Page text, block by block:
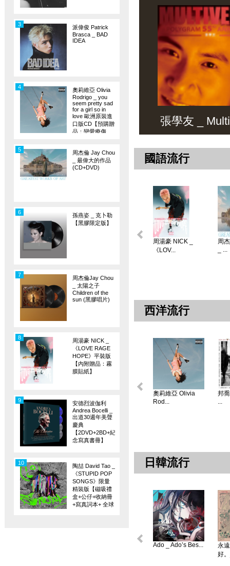
派偉俊 Patrick
Brasca _ BAD
IDEA
3
奧莉維亞 Olivia
Rodrigo _ you
seem pretty sad
for a girl so in
love 歐洲原裝進
口版CD【預購贈
品：戀愛療傷
4
周杰倫 Jay Chou
_ 最偉大的作品
(CD+DVD)
5
孫燕姿 _ 克卜勒
【黑膠限定版】
6
周杰倫Jay Chou
_ 太陽之子
Children of the
sun (黑膠唱片)
7
周湯豪 NICK _
《LOVE RAGE
HOPE》平裝版
【內附贈品：霧
膜貼紙】
8
安德烈波伽利
Andrea Bocelli _
出道30週年美聲
慶典
【2DVD+2BD+紀
念寫真書冊】
9
陶喆 David Tao _
《STUPID POP
SONGS》限量
精裝版【磁吸禮
盒+公仔+收納冊
+寫真詞本+ 全球
10
張學友 _
國語流行
周湯豪 NICK _
《LOV...
周
_ ...
西洋流行
奧莉維亞 Olivia
Rod...
邦
...
日韓流行
Ado _ Ado’s Bes...
永
好